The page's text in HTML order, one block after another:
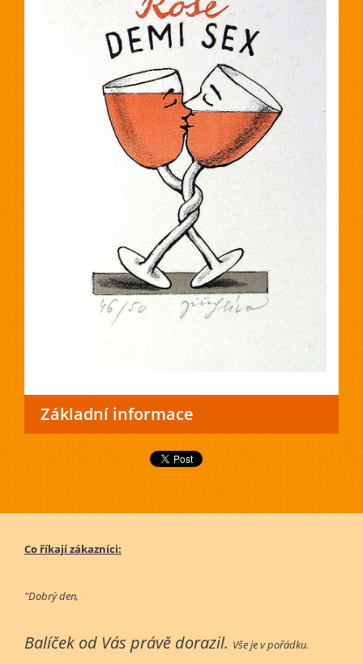
Základní informace
Co říkají zákazníci:
"Dobrý den,
Balíček od Vás právě dorazil. Vše je v pořádku.